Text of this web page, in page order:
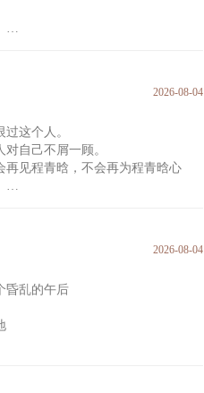
。
淡。比较细水长流。不是甜文。
结、正剧、致郁、ABO、骨科、
2026-08-04
这个人。
自己不屑一顾。
再见程青晗，不会再为程青晗心
旧在为程青晗砰砰跳动。
程青晗不爱自己。
能忘记方臣。
别的家庭，像两条错误的相交
2026-08-04
昏乱的午后
难以捉摸的兴味